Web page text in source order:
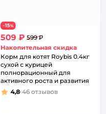
−15%
509 ₽ 599 ₽
Накопительная скидка
Корм для котят Roybis 0.4кг
сухой с курицей
полнорационный для
активного роста и развития
Рейтинг:
4,8 46 отзывов